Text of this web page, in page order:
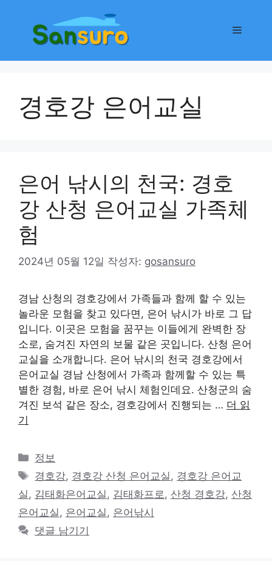
메
경호강 은어교실
은어 낚시의 천국: 경호
강 산청 은어교실 가족체
험
2024년 05월 12일 작성자: gosansuro
경남 산청의 경호강에서 가족들과 함께 할 수 있는
놀라운 모험을 찾고 있다면, 은어 낚시가 바로 그 답
입니다. 이곳은 모험을 꿈꾸는 이들에게 완벽한 장
소로, 숨겨진 자연의 보물 같은 곳입니다. 산청 은어
교실을 소개합니다. 은어 낚시의 천국 경호강에서
은어교실 경남 산청에서 가족과 함께할 수 있는 특
별한 경험, 바로 은어 낚시 체험인데요. 산청군의 숨
겨진 보석 같은 장소, 경호강에서 진행되는 … 더 읽
기
카
테
고
리
정보
태
그
경호강, 경호강 산청 은어교실 , 경호강 은어교
실 , 김태화은어교실 , 김태화프로 , 산청 경호강, 산청
은어교실 , 은어교실 , 은어낚시
댓글 남기기